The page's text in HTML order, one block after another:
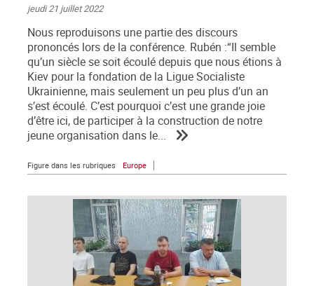
jeudi 21 juillet 2022
Nous reproduisons une partie des discours
prononcés lors de la conférence. Rubén :“Il semble
qu’un siècle se soit écoulé depuis que nous étions à
Kiev pour la fondation de la Ligue Socialiste
Ukrainienne, mais seulement un peu plus d’un an
s’est écoulé. C’est pourquoi c’est une grande joie
d’être ici, de participer à la construction de notre
jeune organisation dans le...
Figure dans les rubriques Europe